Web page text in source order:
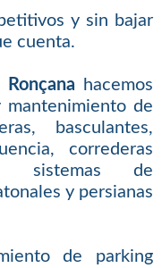
y sin bajar
cuenta.
hacemos
mantenimiento de
basculantes,
correderas
sistemas de
y persianas
de parking